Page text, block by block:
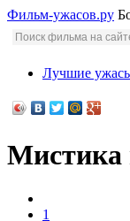
Фильм-ужасов.ру
Лучшие
Мистика
1